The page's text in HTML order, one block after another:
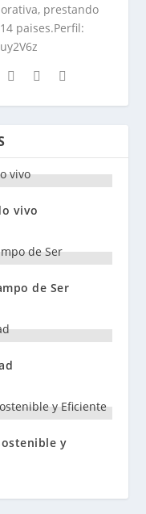
prestando
paises.Perfil:
vivo
de Ser
y